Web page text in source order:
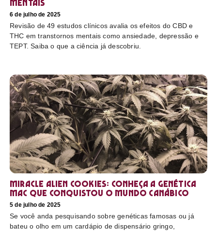
mentais
6 de julho de 2025
Revisão de 49 estudos clínicos avalia os efeitos do CBD e
THC em transtornos mentais como ansiedade, depressão e
TEPT. Saiba o que a ciência já descobriu.
Miracle Alien Cookies: conheça a genética
MAC que conquistou o mundo canábico
5 de julho de 2025
Se você anda pesquisando sobre genéticas famosas ou já
bateu o olho em um cardápio de dispensário gringo,